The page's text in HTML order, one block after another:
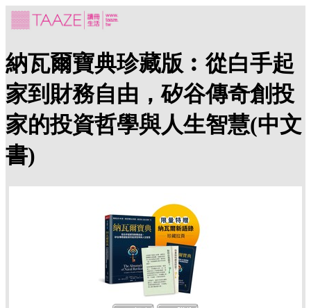
納瓦爾寶典珍藏版︰從白手起
家到財務自由，矽谷傳奇創投
家的投資哲學與人生智慧(中文
書)